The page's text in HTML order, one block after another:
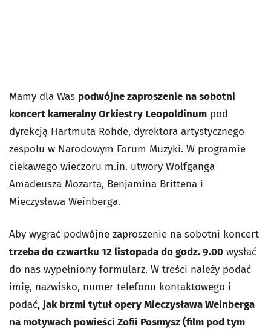
Mamy dla Was podwójne zaproszenie na sobotni
koncert kameralny Orkiestry Leopoldinum pod
dyrekcją Hartmuta Rohde, dyrektora artystycznego
zespołu w Narodowym Forum Muzyki. W programie
ciekawego wieczoru m.in. utwory Wolfganga
Amadeusza Mozarta, Benjamina Brittena i
Mieczysława Weinberga.
Aby wygrać podwójne zaproszenie na sobotni koncert
trzeba do czwartku 12 listopada do godz. 9.00 wysłać
do nas wypełniony formularz. W treści należy podać
imię, nazwisko, numer telefonu kontaktowego i
podać, jak brzmi tytuł opery Mieczysława Weinberga
na motywach powieści Zofii Posmysz (film pod tym